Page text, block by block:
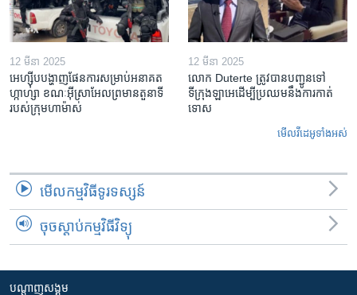
12 មីនា 2025
អេហ្ស៊ីប​បង្ហាញ​ផែនការ​សម្រាប់​អនាគត​
ហ្កាហ្សា ខណៈ​អ៊ីស្រាអែល​ព្រមាន​តួនាទី​
របស់​ក្រុម​ហាម៉ាស់
12 មីនា 2025
លោក Duterte ត្រូវ​បាន​បញ្ជូនទៅ
ទីក្រុងឡាអេ​ដើម្បី​ប្រឈម​នឹង​ការកាត់
ទោស
មើល​វីដេអូ​ទាំង​អស់
មើល​កម្មវិធី​ទូរទស្សន៍
ចុចស្តាប់កម្មវិធីវិទ្យុ
បណ្តាញ​សង្គម